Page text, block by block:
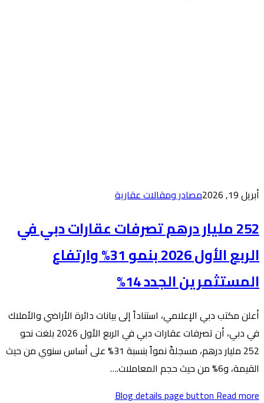
عقارات دبي في
الربع الأول 2026 بنمو 31% وارتفاع
إلى بيانات دائرة الأراضي والأملاك
في دبي، أن تصرفات عقارات دبي في الربع الأول 2026 بلغت نحو
252 مليار درهم، مسجلةً نمواً بنسبة 31% على أساس سنوي من حيث
Blog